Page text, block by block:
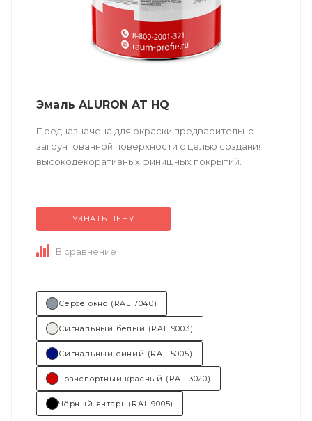
Эмаль ALURON AT HQ
Предназначена для окраски предварительно
загрунтованной поверхности с целью создания
высокодекоративных финишных покрытий.
Техническое описаниепо ссылке
Область применения:...
УЗНАТЬ ЦЕНУ
В сравнение
Серое окно (RAL 7040)
Сигнальный белый (RAL 9003)
Сигнальный синий (RAL 5005)
Транспортный красный (RAL 3020)
Чёрный янтарь (RAL 9005)